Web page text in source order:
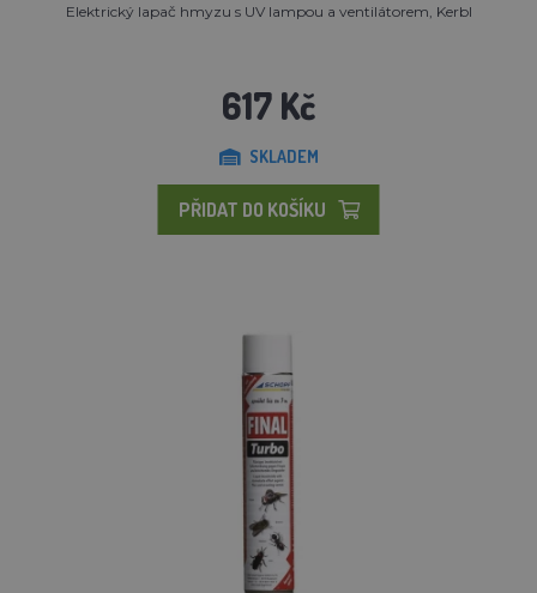
Elektrický lapač hmyzu s UV lampou a ventilátorem, Kerbl
617 Kč
SKLADEM
PŘIDAT DO KOŠÍKU